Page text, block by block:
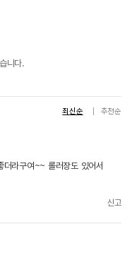
니다.
최신순 추천순
라구여~~ 롤러장도 있어서
신고